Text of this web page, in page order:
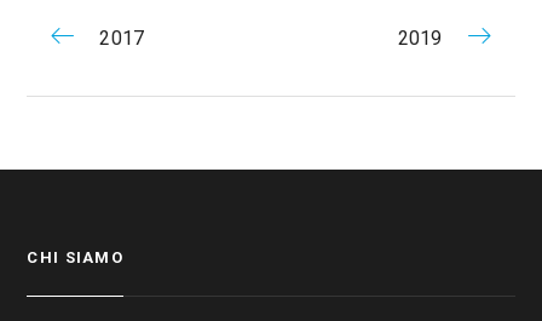
2017 2019
CHI SIAMO